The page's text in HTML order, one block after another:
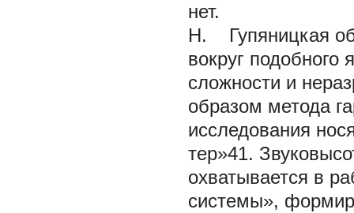
нет.
Н. Гупяницкая
вокруг
сложности и
образом метода
исследования
тер»41.
охватывается в
системы»,